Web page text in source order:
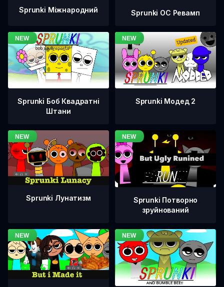
Sprunki Міжнародний Sprunki OC Ревамп
Sprunki Боб Квадратні
Штани
Sprunki Модед 2
Sprunki Лунатизм
Sprunki Потворно
зруйнований